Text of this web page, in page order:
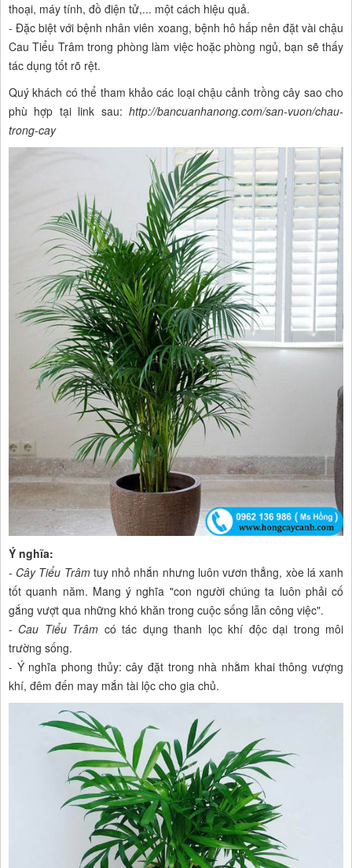
thoại, máy tính, đồ điện tử,... một cách hiệu quả.
- Đặc biệt với bệnh nhân viên xoang, bệnh hô hấp nên đặt vài chậu
Cau Tiểu Trâm trong phòng làm việc hoặc phòng ngủ, bạn sẽ thấy
tác dụng tốt rõ rệt.
Quý khách có thể tham khảo các loại chậu cảnh trồng cây sao cho
phù hợp tại link sau: http://bancuanhanong.com/san-vuon/chau-
trong-cay
Ý nghĩa:
- Cây Tiểu Trâmtuy nhỏ nhắn nhưng luôn vươn thẳng, xòe lá xanh
tốt quanh năm. Mang ý nghĩa "con người chúng ta luôn phải cố
gắng vượt qua những khó khăn trong cuộc sống lẫn công việc".
- Cau Tiểu Trâm có tác dụng thanh lọc khí độc dại trong môi
trường sống.
- Ý nghĩa phong thủy: cây đặt trong nhà nhằm khai thông vượng
khí, đêm đến may mắn tài lộc cho gia chủ.